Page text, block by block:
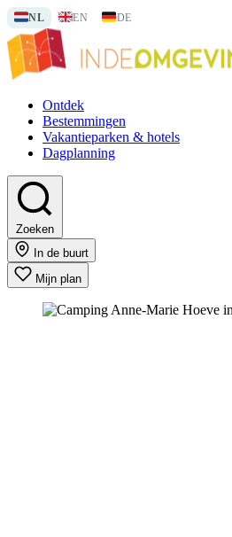
🇳🇱NL 🇬🇧EN 🇩🇪DE
Ontdek
Bestemmingen
Vakantieparken & hotels
Dagplanning
Zoeken
In de buurt
Mijn plan